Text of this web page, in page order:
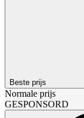
Beste prijs
Normale prijs
GESPONSORD